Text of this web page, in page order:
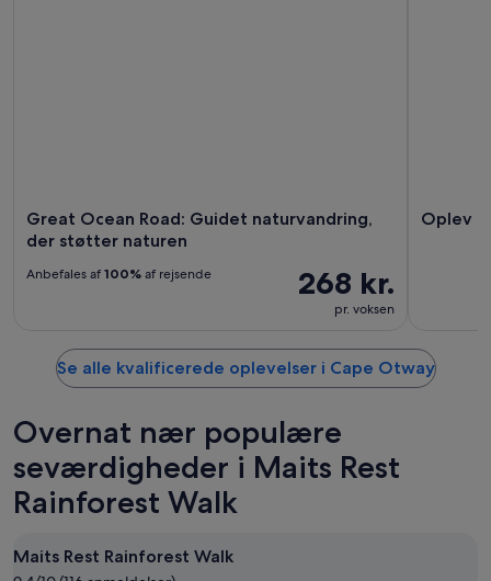
Great Ocean Road: Guidet naturvandring,
der støtter naturen
268 kr.
pr. voksen
Anbefales af 100% af rejsende
Oplev
Se alle kvalificerede oplevelser i Cape Otway
Overnat nær populære
seværdigheder i Maits Rest
Rainforest Walk
Maits Rest Rainforest Walk